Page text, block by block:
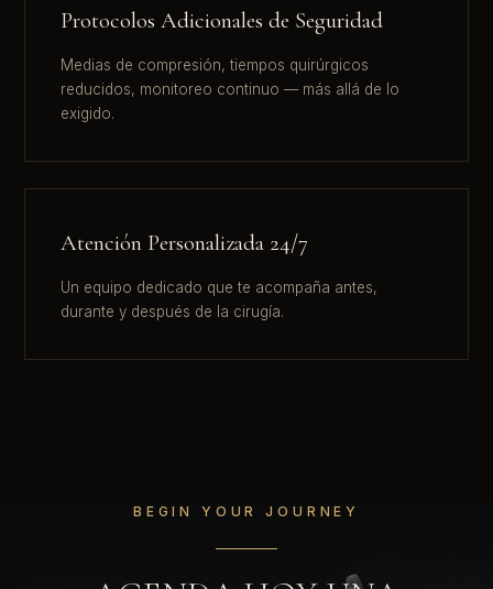
Protocolos Adicionales de Seguridad
Medias de compresión, tiempos quirúrgicos
reducidos, monitoreo continuo — más allá de lo
exigido.
Atención Personalizada 24/7
Un equipo dedicado que te acompaña antes,
durante y después de la cirugía.
BEGIN YOUR JOURNEY